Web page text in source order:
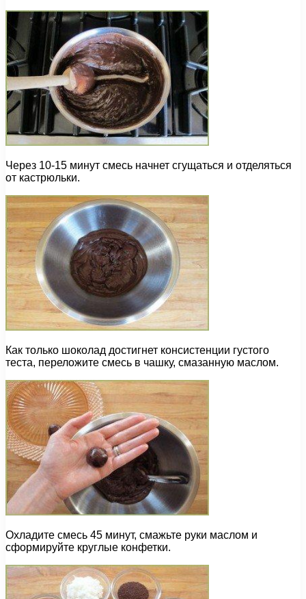
Через 10-15 минут смесь начнет сгущаться и отделяться
от кастрюльки.
Как только шоколад достигнет консистенции густого
теста, переложите смесь в чашку, смазанную маслом.
Охладите смесь 45 минут, смажьте руки маслом и
сформируйте круглые конфетки.